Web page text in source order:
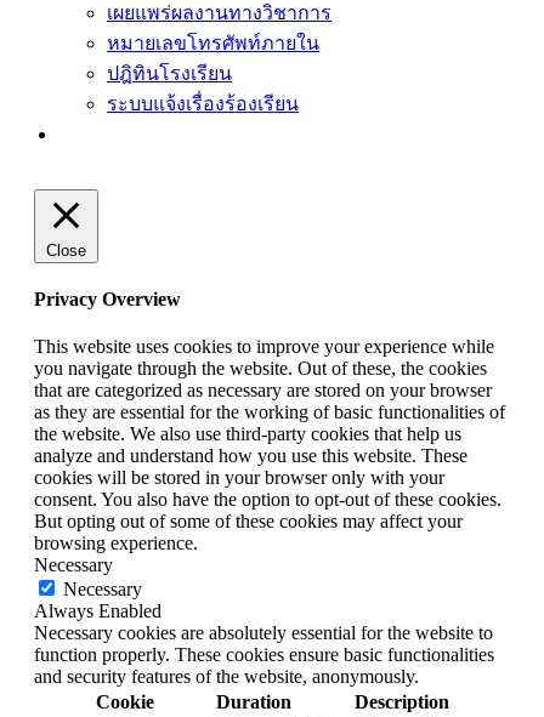
เผยแพร่ผลงานทางวิชาการ
หมายเลขโทรศัพท์ภายใน
ปฎิทินโรงเรียน
ระบบแจ้งเรื่องร้องเรียน
Close
Privacy Overview
This website uses cookies to improve your experience while
you navigate through the website. Out of these, the cookies
that are categorized as necessary are stored on your browser
as they are essential for the working of basic functionalities of
the website. We also use third-party cookies that help us
analyze and understand how you use this website. These
cookies will be stored in your browser only with your
consent. You also have the option to opt-out of these cookies.
But opting out of some of these cookies may affect your
browsing experience.
Necessary
Necessary
Always Enabled
Necessary cookies are absolutely essential for the website to
function properly. These cookies ensure basic functionalities
and security features of the website, anonymously.
Cookie
Duration Description